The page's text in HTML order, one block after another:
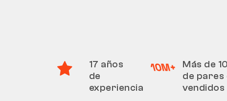
17 años
de
experiencia
Más de
de pares
vendidos